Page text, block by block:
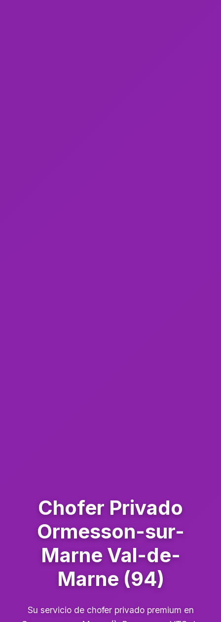
Chofer Privado
Ormesson-sur-
Marne Val-de-
Marne (94)
Su servicio de chofer privado premium en